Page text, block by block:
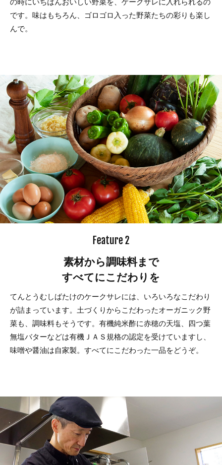
の時にいちばんおいしい野菜を、ケークサレに入れられるの
です。味はもちろん、ゴロゴロ入った野菜たちの彩りも楽し
んで。
Feature 2
素材から調味料まで
すべてにこだわりを
てんとうむしばたけのケークサレには、いろいろなこだわり
が詰まっています。土づくりからこだわったオーガニック野
菜も、調味料もそうです。有機純米酢に赤穂の天塩、四つ葉
無塩バターなどは有機ＪＡＳ規格の認定を受けていますし、
味噌や醤油は自家製。すべてにこだわった一品をどうぞ。